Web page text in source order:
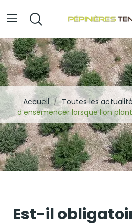
Accueil Toutes les
d’ensemencer lorsque l’on
Est-il